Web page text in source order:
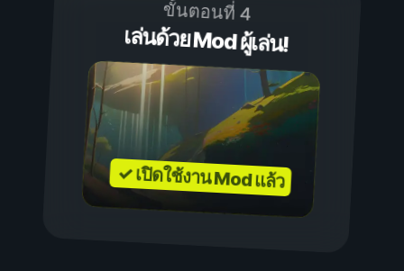
ขั้นตอนที่ 4
เล่นด้วย Mod ผู้เล่น!
✓ เปิดใช้งาน Mod แล้ว